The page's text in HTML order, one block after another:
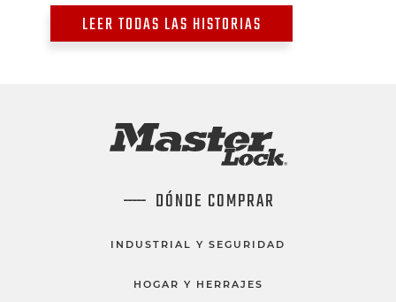
LEER TODAS LAS HISTORIAS
DÓNDE COMPRAR
INDUSTRIAL Y SEGURIDAD
HOGAR Y HERRAJES